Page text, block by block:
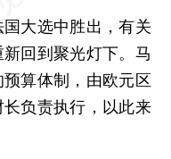
大选中胜出，有关
回到聚光灯下。马
算体制，由欧元区
负责执行，以此来